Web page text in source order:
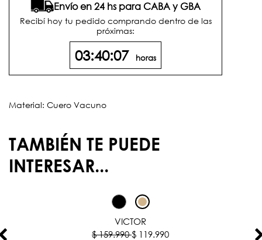
Envío en 24 hs para CABA y GBA
Recibí hoy tu pedido comprando dentro de las
próximas:
03:40:07 horas
Material: Cuero Vacuno
TAMBIÉN TE PUEDE
INTERESAR...
VICTOR
$ 159.990$ 119.990